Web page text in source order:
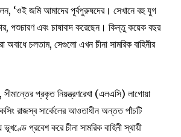
‘ওই জমি আমাদের পূর্বপুরুষদের। সেখানে বহু যুগ
পশুচারণ এবং চাষাবাদ করেছেন। কিন্তু কয়েক বছর
চলতাম, সেগুলো এখন চীনা সামরিক বাহিনীর
সীমান্তের প্রকৃত নিয়ন্ত্রণরেখা (এলএসি) লাগোয়া
রাজস্ব সার্কেলের আওতাধীন অন্তত পাঁচটি
প্রবেশ করে চীনা সামরিক বাহিনী স্থায়ী